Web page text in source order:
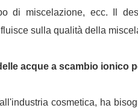
di miscelazione, ecc. Il
sulla qualità della
acque a scambio ionico
cosmetica, ha